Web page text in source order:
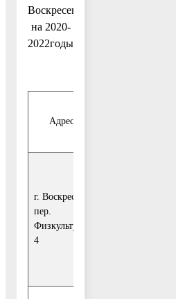
Воскресенск,
на 2020-
2022годы
Адрес МКД
г. Воскресенск,
пер.
Физкультурный, д.
4